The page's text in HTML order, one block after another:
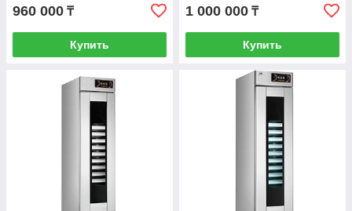
960 000 ₸
Купить
1 000 000 ₸
Купить